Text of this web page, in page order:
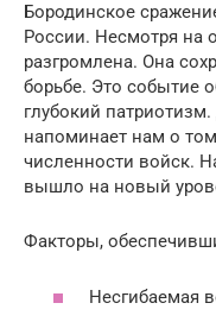
Бородинское
России. Несмотря на
разгромлена. Она
борьбе. Это событие
глубокий
напоминает нам о
численности войск.
вышло на новый
Факторы,
Несгибаемая